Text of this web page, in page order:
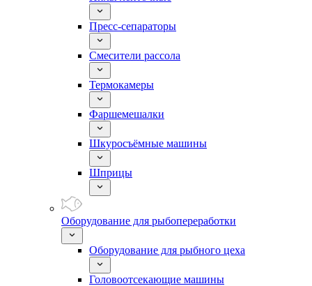
Пресс-сепараторы
Смесители рассола
Термокамеры
Фаршемешалки
Шкуросъёмные машины
Шприцы
Оборудование для рыбопереработки
Оборудование для рыбного цеха
Головоотсекающие машины